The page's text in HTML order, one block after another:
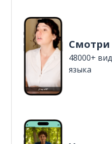
48000+
языка